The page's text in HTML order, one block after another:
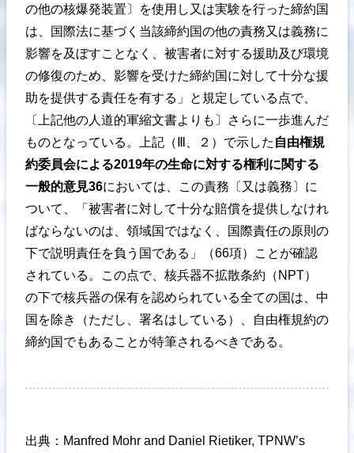
の他の核爆発装置〕を使用し又は実験を行った締約国
は、国際法に基づく当該締約国の他の責務又は義務に
影響を及ぼすことなく、被害者に対する援助及び環境
の修復のため、影響を受けた締約国に対して十分な援
助を提供する責任を有する」と規定している点で、
〔上記他の人道的軍縮文書よりも〕さらに一歩進んだ
ものとなっている。上記（Ⅲ、２）で示した 自由権規
約委員会による2019年の生命に対する権利に関する
一般的意見36においては、この責務〔又は義務〕に
ついて、「被害者に対して十分な賠償を提供しなけれ
ばならないのは、領域国ではなく、国際責任の原則の
下で説明責任を負う国である」（66項）ことが確認
されている。この点で、核兵器不拡散条約（NPT）
の下で核兵器の保有を認められている全ての国は、中
国を除き（ただし、署名はしている）、自由権規約の
締約国でもあることが特筆されるべきである。
出典：Manfred Mohr and Daniel Rietiker, TPNW’s